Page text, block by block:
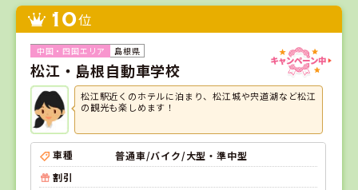
10位
島根県
松江・島根自動車学校
松江駅近くのホテルに泊まり、松江城や宍道湖など松江
の観光も楽しめます！
車種
普通車/バイク/大型・準中型
割引